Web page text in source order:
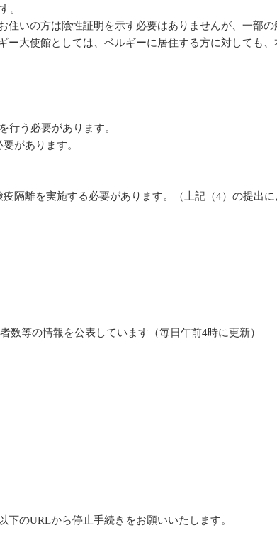
。
いの方は陰性証明を示す必要はありませんが、一部の
大使館としては、ベルギーに居住する方に対しても、
行う必要があります。
があります。
隔離を実施する必要があります。（上記（4）の提出に
等の情報を公表しています（毎日午前4時に更新）
のURLから停止手続きをお願いいたします。